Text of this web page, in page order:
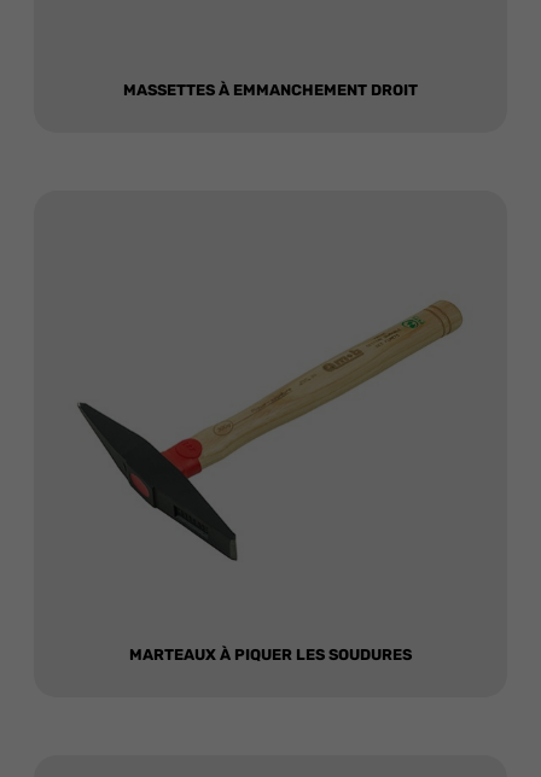
MASSETTES À EMMANCHEMENT DROIT
MARTEAUX À PIQUER LES SOUDURES